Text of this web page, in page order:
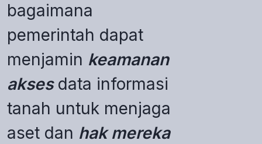
bagaimana
pemerintah dapat
menjamin keamanan
aksesdata informasi
tanah untuk menjaga
aset dan hak mereka